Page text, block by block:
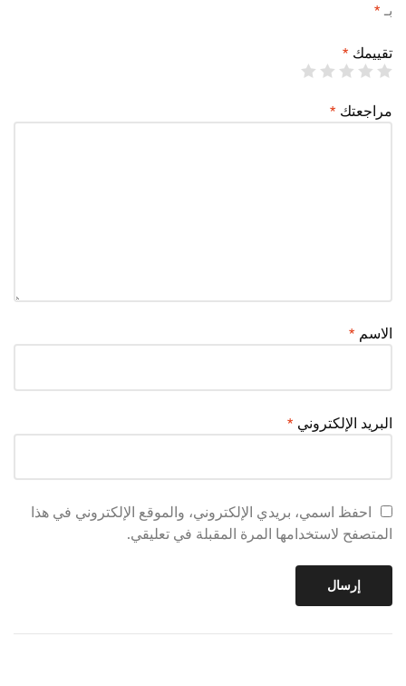
بـ *
تقييمك *
مراجعتك *
الاسم *
البريد الإلكتروني *
احفظ اسمي، بريدي الإلكتروني، والموقع الإلكتروني في هذا
المتصفح لاستخدامها المرة المقبلة في تعليقي.